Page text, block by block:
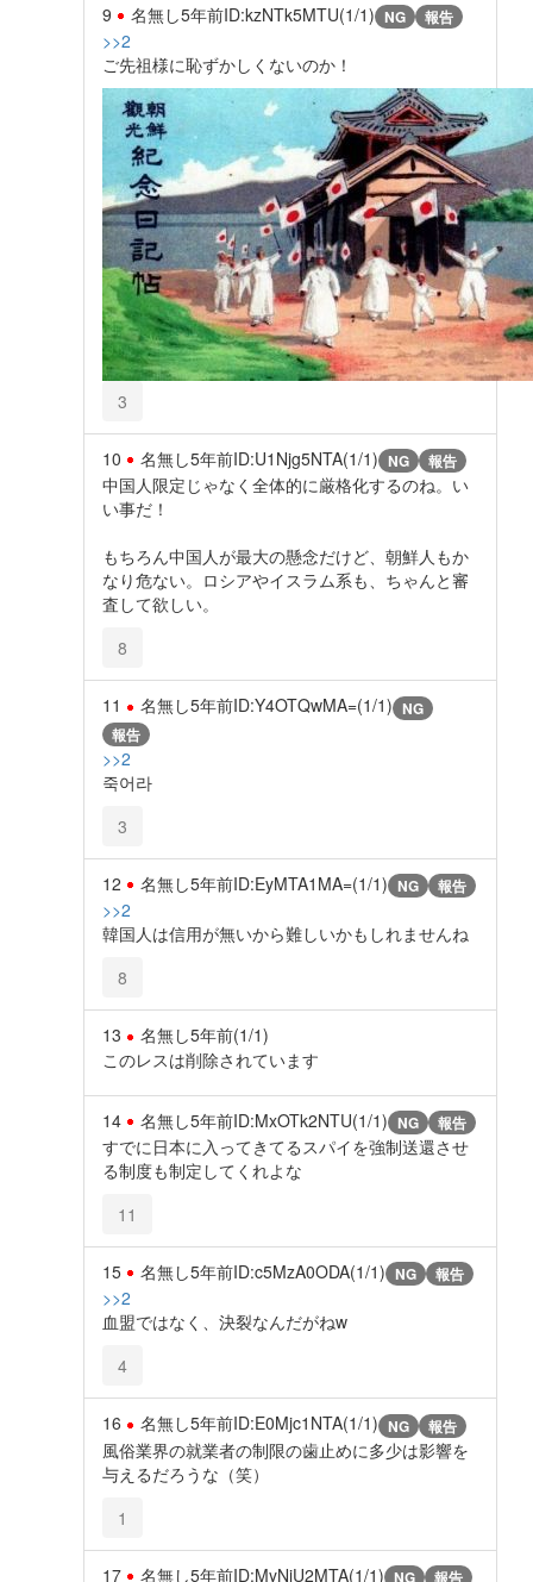
9 名無し5年前ID:kzNTk5MTU(1/1) NG 報告
>>2
ご先祖様に恥ずかしくないのか！
3
10 名無し5年前ID:U1Njg5NTA(1/1) NG 報告
中国人限定じゃなく全体的に厳格化するのね。い
い事だ！
もちろん中国人が最大の懸念だけど、朝鮮人もか
なり危ない。ロシアやイスラム系も、ちゃんと審
査して欲しい。
8
11 名無し5年前ID:Y4OTQwMA=(1/1) NG
報告
>>2
죽어라
3
12 名無し5年前ID:EyMTA1MA=(1/1) NG 報告
>>2
韓国人は信用が無いから難しいかもしれませんね
8
13 名無し5年前(1/1)
このレスは削除されています
14 名無し5年前ID:MxOTk2NTU(1/1) NG 報告
すでに日本に入ってきてるスパイを強制送還させ
る制度も制定してくれよな
11
15 名無し5年前ID:c5MzA0ODA(1/1) NG 報告
>>2
血盟ではなく、決裂なんだがねw
4
16 名無し5年前ID:E0Mjc1NTA(1/1) NG 報告
風俗業界の就業者の制限の歯止めに多少は影響を
与えるだろうな（笑）
1
17 名無し5年前ID:MyNjU2MTA(1/1) NG 報告